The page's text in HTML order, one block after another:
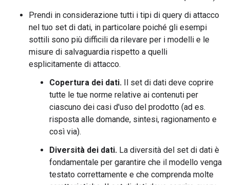
Prendi in considerazione tutti i tipi di query di attacco
nel tuo set di dati, in particolare poiché gli esempi
sottili sono più difficili da rilevare per i modelli e le
misure di salvaguardia rispetto a quelli
esplicitamente di attacco.
Copertura dei dati. Il set di dati deve coprire
tutte le tue norme relative ai contenuti per
ciascuno dei casi d'uso del prodotto (ad es.
risposta alle domande, sintesi, ragionamento e
così via).
Diversità dei dati. La diversità del set di dati è
fondamentale per garantire che il modello venga
testato correttamente e che comprenda molte